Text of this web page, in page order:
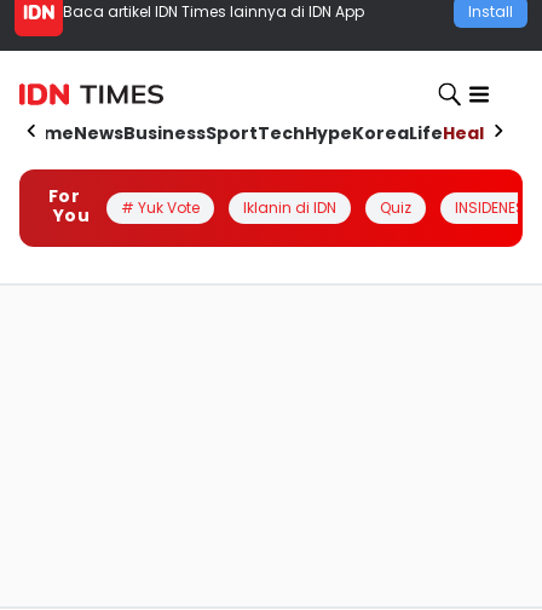
Baca artikel IDN Times lainnya di IDN App Install
HomeNewsBusinessSportTechHypeKoreaLifeHealth
For
You
# Yuk Vote Iklanin di IDN Quiz INSIDENESIA